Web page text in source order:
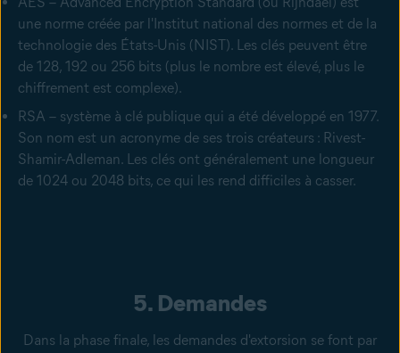
une norme créée par l'Institut national des normes et de la
technologie des États-Unis (NIST). Les clés peuvent être
de 128, 192 ou 256 bits (plus le nombre est élevé, plus le
chiffrement est complexe).
RSA – système à clé publique qui a été développé en 1977.
Son nom est un acronyme de ses trois créateurs : Rivest-
Shamir-Adleman. Les clés ont généralement une longueur
de 1024 ou 2048 bits, ce qui les rend difficiles à casser.
5. Demandes
Dans la phase finale, les demandes d'extorsion se font par